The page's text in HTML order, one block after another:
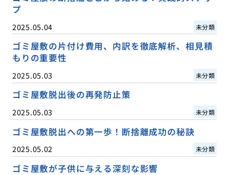
プ
2025.05.04 未分類
ゴミ屋敷の片付け費用、内訳を徹底解析、相見積
もりの重要性
2025.05.03 未分類
ゴミ屋敷脱出後の再発防止策
2025.05.03 未分類
ゴミ屋敷脱出への第一歩！断捨離成功の秘訣
2025.05.02 未分類
ゴミ屋敷が子供に与える深刻な影響